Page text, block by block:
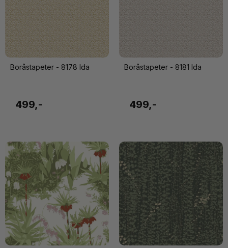
Boråstapeter - 8178 Ida
499,-
Boråstapeter - 8181 Ida
499,-